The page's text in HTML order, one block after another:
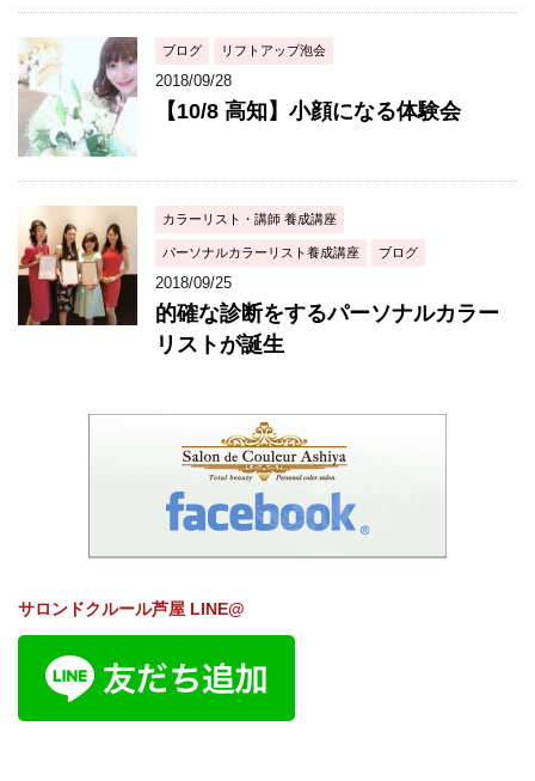
ブログ リフトアップ泡会
2018/09/28
【10/8 高知】小顔になる体験会
カラーリスト・講師 養成講座
パーソナルカラーリスト養成講座 ブログ
2018/09/25
的確な診断をするパーソナルカラー
リストが誕生
サロンドクルール芦屋 LINE@